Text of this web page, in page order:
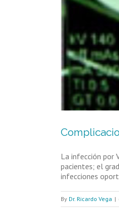
La infección por
pacientes; el
infecciones
By Dr. Ricardo Vega |